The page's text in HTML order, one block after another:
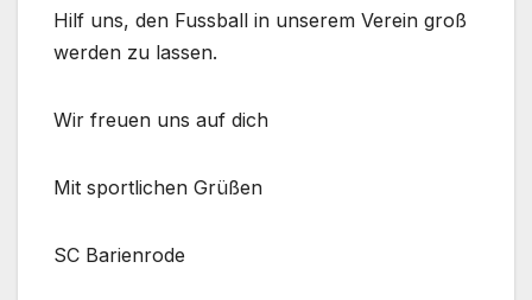
Hilf uns, den Fussball in unserem Verein groß
werden zu lassen.
Wir freuen uns auf dich
Mit sportlichen Grüßen
SC Barienrode